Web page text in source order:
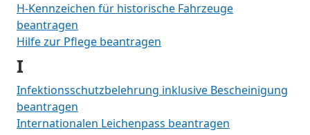
H-Kennzeichen für historische Fahrzeuge
beantragen
Hilfe zur Pflege beantragen
I
Infektionsschutzbelehrung inklusive Bescheinigung
beantragen
Internationalen Leichenpass beantragen